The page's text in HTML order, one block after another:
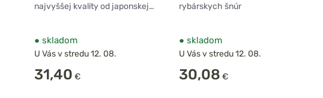
najvyššej kvality od japonskej…
● skladom
U Vás v stredu 12. 08.
31,40 €
rybárskych šnúr
● skladom
U Vás v stredu 12. 08.
30,08 €